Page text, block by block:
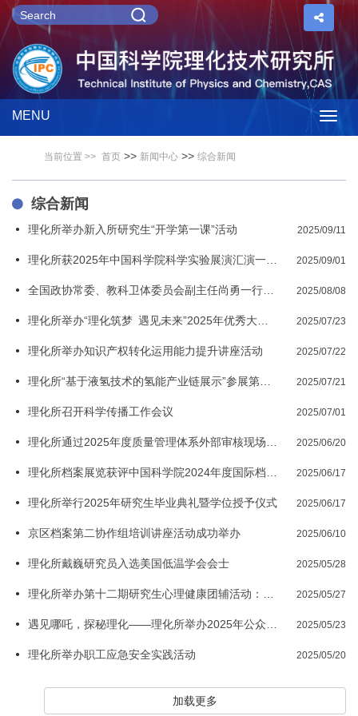
MENU
当前位置 >> 首页 >> 新闻中心 >> 综合新闻
综合新闻
理化所举办新入所研究生“开学第一课”活动 2025/09/11
2025/09/01
2025/08/08
2025/07/23
理化所举办知识产权转化运用能力提升讲座活动 2025/07/22
2025/07/21
理化所召开科学传播工作会议 2025/07/01
2025/06/20
2025/06/17
理化所举行2025年研究生毕业典礼暨学位授予仪式 2025/06/17
京区档案第二协作组培训讲座活动成功举办 2025/06/10
理化所戴巍研究员入选美国低温学会会士 2025/05/28
2025/05/27
2025/05/23
理化所举办职工应急安全实践活动 2025/05/20
加载更多